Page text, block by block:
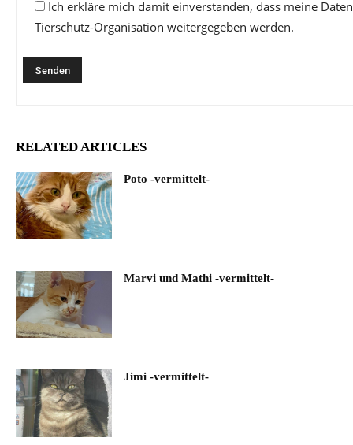
Ich erkläre mich damit einverstanden, dass meine
Tierschutz-Organisation weitergegeben werden.
RELATED ARTICLES
Poto -vermittelt-
Marvi und Mathi -vermittelt-
Jimi -vermittelt-